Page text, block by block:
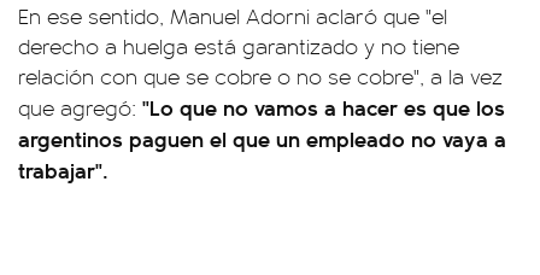
En ese sentido, Manuel Adorni aclaró que "el
derecho a huelga está garantizado y no tiene
relación con que se cobre o no se cobre", a la vez
que agregó: "Lo que no vamos a hacer es que los
argentinos paguen el que un empleado no vaya a
trabajar".